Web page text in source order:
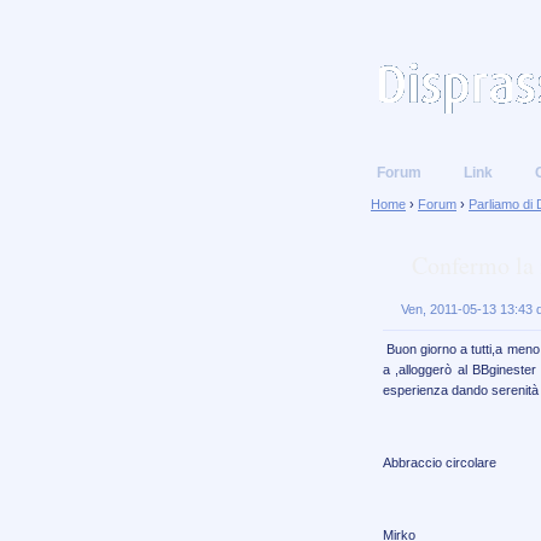
Forum Link
Home › Forum › Parliamo di
Ven, 2011-05-13 13:43
Buon giorno a tutti,a
a ,alloggerò al
esperienza dando
Abbraccio circolare
Mirko